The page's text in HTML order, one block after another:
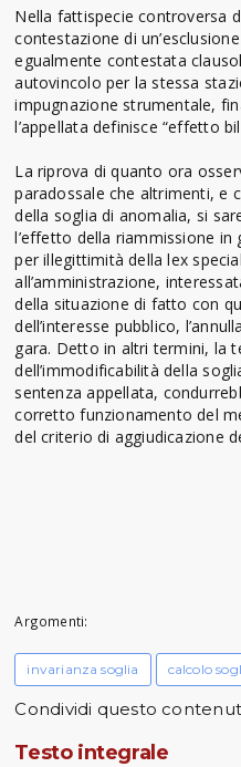
Nella fattispecie controversa
contestazione di
egualmente contestata
autovincolo per la stessa
impugnazione strumentale,
l’appellata definisce “effetto
La riprova di quanto ora
paradossale che altrimenti, e
della soglia di anomalia, si
l’effetto della riammissione
per illegittimità della lex
all’amministrazione,
della situazione di fatto con
dell’interesse pubblico,
gara. Detto in altri termini, la
dell’immodificabilità della
sentenza appellata,
corretto funzionamento del
del criterio di aggiudicazione
Argomenti:
invarianza soglia calcolo
Condividi questo
Testo integrale